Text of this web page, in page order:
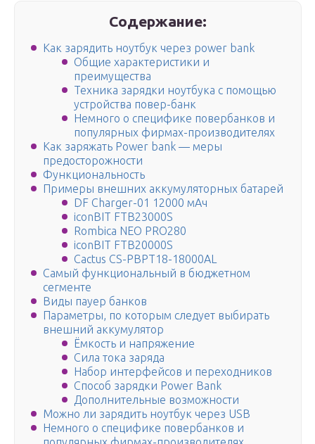
Содержание:
Как зарядить ноутбук через power bank
Общие характеристики и
преимущества
Техника зарядки ноутбука с помощью
устройства повер-банк
Немного о специфике повербанков и
популярных фирмах-производителях
Как заряжать Power bank — меры
предосторожности
Функциональность
Примеры внешних аккумуляторных батарей
DF Charger-01 12000 мАч
iconBIT FTB23000S
Rombica NEO PRO280
iconBIT FTB20000S
Cactus CS-PBPT18-18000AL
Самый функциональный в бюджетном
сегменте
Виды пауер банков
Параметры, по которым следует выбирать
внешний аккумулятор
Ёмкость и напряжение
Сила тока заряда
Набор интерфейсов и переходников
Способ зарядки Power Bank
Дополнительные возможности
Можно ли зарядить ноутбук через USB
Немного о специфике повербанков и